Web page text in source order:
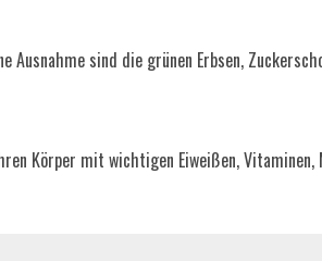
Ausnahme sind die grünen Erbsen,
Körper mit wichtigen Eiweißen,